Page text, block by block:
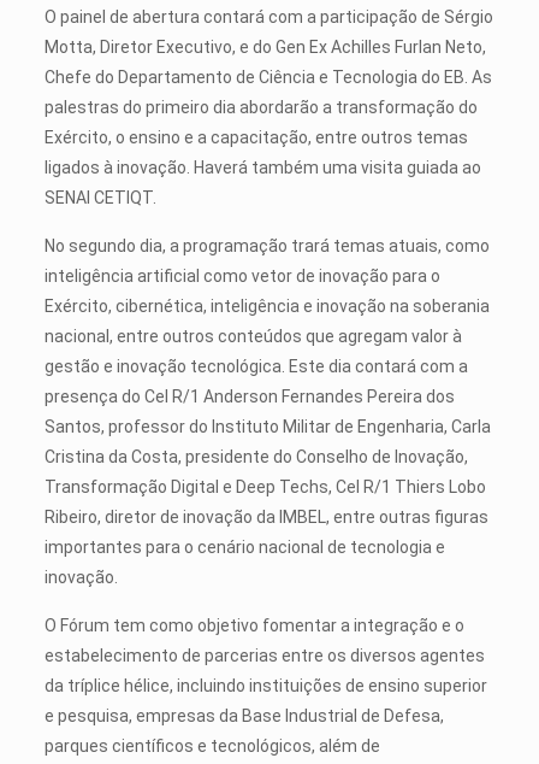
O painel de abertura contará com a participação de Sérgio
Motta, Diretor Executivo, e do Gen Ex Achilles Furlan Neto,
Chefe do Departamento de Ciência e Tecnologia do EB. As
palestras do primeiro dia abordarão a transformação do
Exército, o ensino e a capacitação, entre outros temas
ligados à inovação. Haverá também uma visita guiada ao
SENAI CETIQT.
No segundo dia, a programação trará temas atuais, como
inteligência artificial como vetor de inovação para o
Exército, cibernética, inteligência e inovação na soberania
nacional, entre outros conteúdos que agregam valor à
gestão e inovação tecnológica. Este dia contará com a
presença do Cel R/1 Anderson Fernandes Pereira dos
Santos, professor do Instituto Militar de Engenharia, Carla
Cristina da Costa, presidente do Conselho de Inovação,
Transformação Digital e Deep Techs, Cel R/1 Thiers Lobo
Ribeiro, diretor de inovação da IMBEL, entre outras figuras
importantes para o cenário nacional de tecnologia e
inovação.
O Fórum tem como objetivo fomentar a integração e o
estabelecimento de parcerias entre os diversos agentes
da tríplice hélice, incluindo instituições de ensino superior
e pesquisa, empresas da Base Industrial de Defesa,
parques científicos e tecnológicos, além de